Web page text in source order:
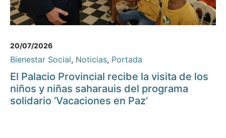
20/07/2026
Bienestar Social, Noticias, Portada
El Palacio Provincial recibe la visita de los
niños y niñas saharauis del programa
solidario ‘Vacaciones en Paz’